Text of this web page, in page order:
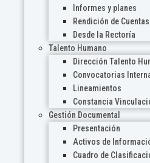
Informes y planes
Rendición de Cuentas
Desde la Rectoría
Talento Humano
Dirección Talento
Convocatorias
Lineamientos
Constancia
Gestión Documental
Presentación
Activos de
Cuadro de